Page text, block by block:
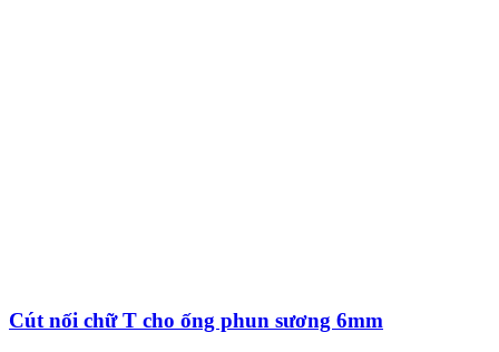
Cút nối chữ T cho ống phun sương 6mm